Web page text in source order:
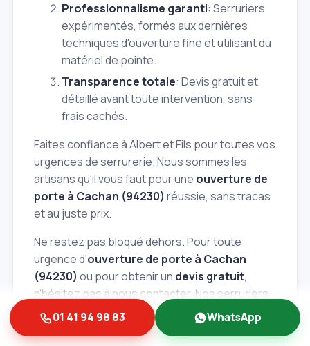
Professionnalisme garanti: Serruriers
expérimentés, formés aux dernières
techniques d'ouverture fine et utilisant du
matériel de pointe.
Transparence totale: Devis gratuit et
détaillé avant toute intervention, sans
frais cachés.
Faites confiance à Albert et Fils pour toutes vos
urgences de serrurerie. Nous sommes les
artisans qu'il vous faut pour une ouverture de
porte à Cachan (94230) réussie, sans tracas
et au juste prix.
Ne restez pas bloqué dehors. Pour toute
urgence d'ouverture de porte à Cachan
(94230) ou pour obtenir un devis gratuit,
n'hésitez pas à nous contacter. Nos serruriers
sont prêts à intervenir à tout moment. La
sécurité de votre foyer est notre priorité
01 41 94 98 83 WhatsApp